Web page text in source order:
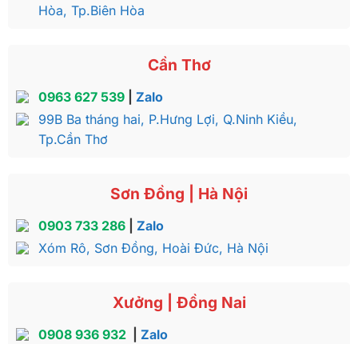
Hòa, Tp.Biên Hòa
Cần Thơ
0963 627 539| Zalo
99B Ba tháng hai, P.Hưng Lợi, Q.Ninh Kiều,
Tp.Cần Thơ
Sơn Đồng | Hà Nội
0903 733 286| Zalo
Xóm Rô, Sơn Đồng, Hoài Đức, Hà Nội
Xưởng | Đồng Nai
0908 936 932
Zalo